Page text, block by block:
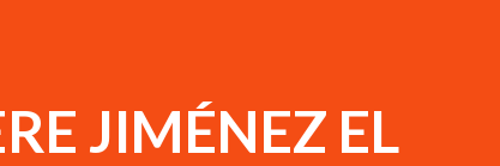
JIMÉNEZ EL